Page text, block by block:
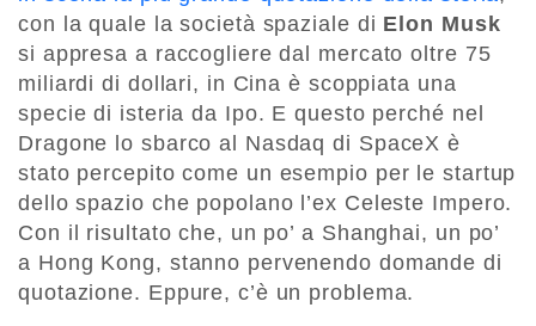
con la quale la società spaziale di Elon Musk
si appresa a raccogliere dal mercato oltre 75
miliardi di dollari, in Cina è scoppiata una
specie di isteria da Ipo. E questo perché nel
Dragone lo sbarco al Nasdaq di SpaceX è
stato percepito come un esempio per le startup
dello spazio che popolano l’ex Celeste Impero.
Con il risultato che, un po’ a Shanghai, un po’
a Hong Kong, stanno pervenendo domande di
quotazione. Eppure, c’è un problema.